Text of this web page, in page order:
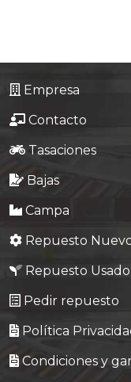
Empresa
Contacto
Tasaciones
Bajas
Campa
Repuesto
Repuesto Usado
Pedir repuesto
Política
Condiciones y